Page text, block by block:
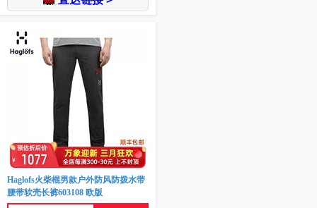
Haglofs火柴棍男款户外防风防拨水带
腰带软壳长裤603108 欧版